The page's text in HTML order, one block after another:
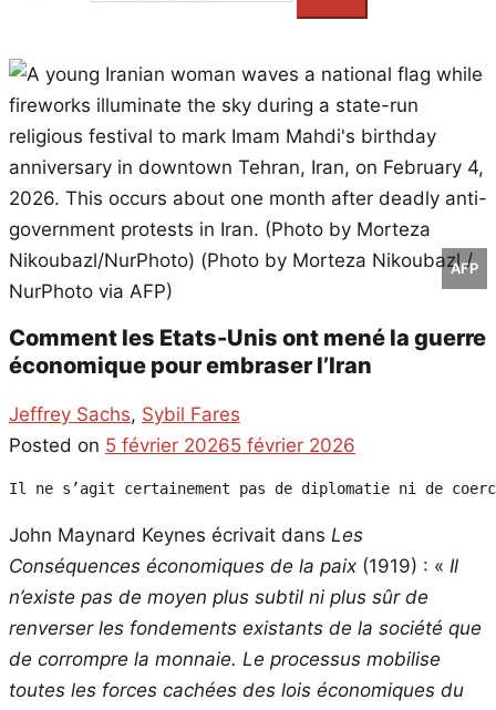
AFP
Comment les Etats-Unis ont mené la guerre
économique pour embraser l’Iran
Jeffrey Sachs, Sybil Fares
Posted on 5 février 20265 février 2026
Il ne s’agit certainement pas de diplomatie ni de
John Maynard Keynes écrivait dans Les
Conséquences économiques de la paix (1919) : « Il
n’existe pas de moyen plus subtil ni plus sûr de
renverser les fondements existants de la société que
de corrompre la monnaie. Le processus mobilise
toutes les forces cachées des lois économiques du